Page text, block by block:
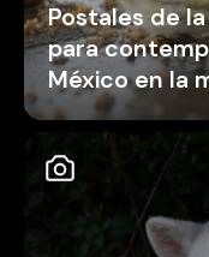
Postales de
para
México en la